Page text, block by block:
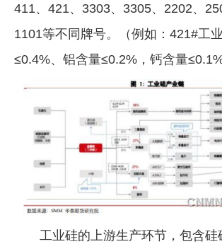
411、421、3303、3305、2202、
1101等不同牌号。（例如：421#工
≤0.4%、铝含量≤0.2%，钙含量≤0.1%
工业硅的上游生产环节，包含硅